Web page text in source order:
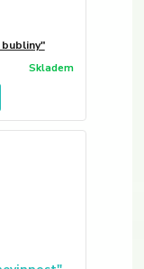
Skladem